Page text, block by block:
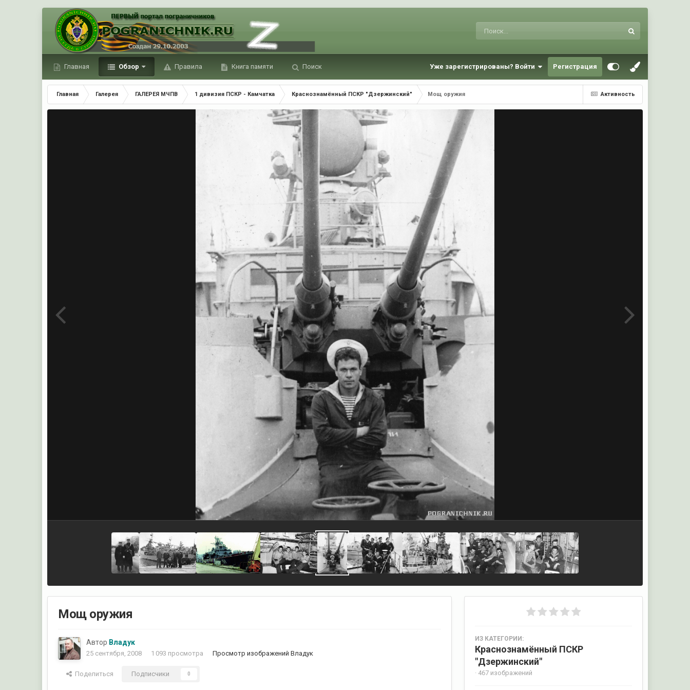
Главная Обзор Правила Книга памяти Поиск Уже зарегистрированы? Войти Регистрация
Активность
Главная Галерея ГАЛЕРЕЯ МЧПВ 1 дивизия ПСКР - Камчатка Краснознамённый ПСКР "Дзержинский" Мощ оружия
Мощ оружия
Автор Владук
25 сентября, 2008 1 093 просмотра Просмотр изображений Владук
Поделиться Подписчики 0
ИЗ КАТЕГОРИИ:
Краснознамённый ПСКР
"Дзержинский"
· 467 изображений